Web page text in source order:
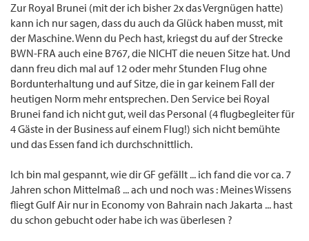
Zur Royal Brunei (mit der ich bisher 2x das Vergnügen hatte)
kann ich nur sagen, dass du auch da Glück haben musst, mit
der Maschine. Wenn du Pech hast, kriegst du auf der Strecke
BWN-FRA auch eine B767, die NICHT die neuen Sitze hat. Und
dann freu dich mal auf 12 oder mehr Stunden Flug ohne
Bordunterhaltung und auf Sitze, die in gar keinem Fall der
heutigen Norm mehr entsprechen. Den Service bei Royal
Brunei fand ich nicht gut, weil das Personal (4 flugbegleiter für
4 Gäste in der Business auf einem Flug!) sich nicht bemühte
und das Essen fand ich durchschnittlich.
Ich bin mal gespannt, wie dir GF gefällt ... ich fand die vor ca. 7
Jahren schon Mittelmaß ... ach und noch was : Meines Wissens
fliegt Gulf Air nur in Economy von Bahrain nach Jakarta ... hast
du schon gebucht oder habe ich was überlesen ?